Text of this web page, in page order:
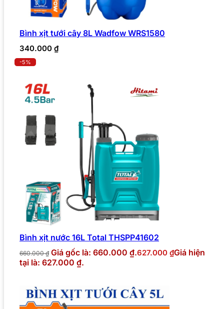
Bình xịt tưới cây 8L Wadfow WRS1580
340.000 ₫
-5%
Bình xịt nước 16L Total THSPP41602
660.000₫ Giá gốc là: 660.000 ₫.627.000 ₫Giá hiện
tại là: 627.000 ₫.